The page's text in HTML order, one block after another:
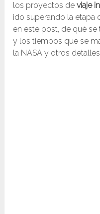
los proyectos deviaje
ido superando la etapa
en este post, de qué se
y los tiempos que se
la NASA y otros